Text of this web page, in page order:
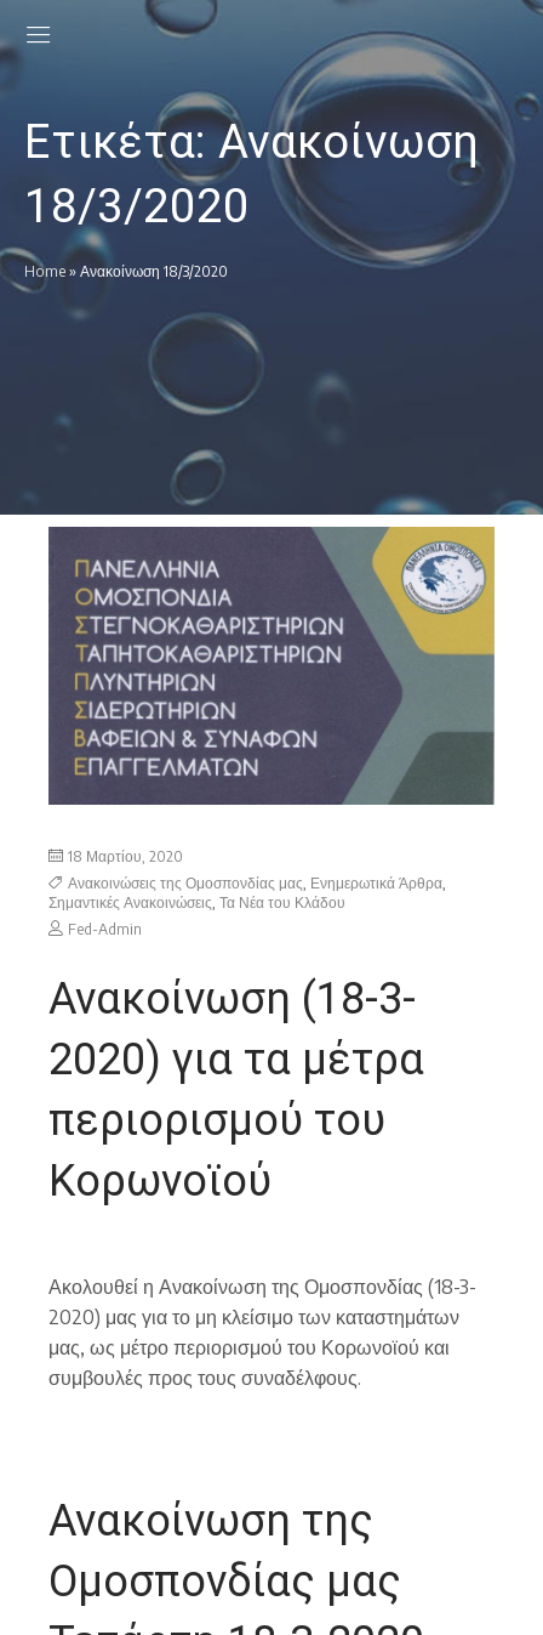
Ετικέτα:Ανακοίνωση
18/3/2020
Home » Ανακοίνωση 18/3/2020
18 Μαρτίου, 2020
Ανακοινώσεις της Ομοσπονδίας μας, Ενημερωτικά Άρθρα,
Σημαντικές Ανακοινώσεις, Τα Νέα του Κλάδου
Fed-Admin
Ανακοίνωση (18-3-
2020) για τα μέτρα
περιορισμού του
Κορωνοϊού
Ακολουθεί η Ανακοίνωση της Ομοσπονδίας (18-3-
2020) μας για το μη κλείσιμο των καταστημάτων
μας, ως μέτρο περιορισμού του Κορωνοϊού και
συμβουλές προς τους συναδέλφους.
Ανακοίνωση της
Ομοσπονδίας μας